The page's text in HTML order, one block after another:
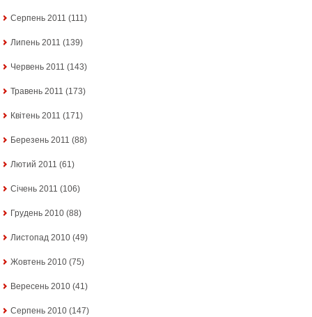
Серпень 2011 (111)
Липень 2011 (139)
Червень 2011 (143)
Травень 2011 (173)
Квітень 2011 (171)
Березень 2011 (88)
Лютий 2011 (61)
Січень 2011 (106)
Грудень 2010 (88)
Листопад 2010 (49)
Жовтень 2010 (75)
Вересень 2010 (41)
Серпень 2010 (147)